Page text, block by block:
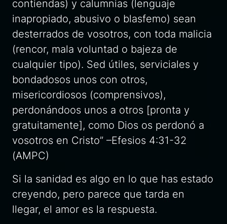
contiendas) y calumnias (lenguaje
inapropiado, abusivo o blasfemo) sean
desterrados de vosotros, con toda malicia
(rencor, mala voluntad o bajeza de
cualquier tipo). Sed útiles, serviciales y
bondadosos unos con otros,
misericordiosos (comprensivos),
perdonándoos unos a otros [pronta y
gratuitamente], como Dios os perdonó a
vosotros en Cristo” –Efesios 4:31-32
(AMPC)
Si la sanidad es algo en lo que has estado
creyendo, pero parece que tarda en
llegar, el amor es la respuesta.